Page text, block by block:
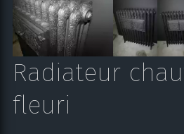
Radiateur
fleuri